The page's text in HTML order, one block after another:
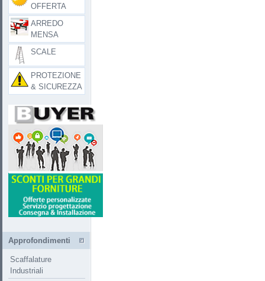
OFFERTA
ARREDO
MENSA
SCALE
PROTEZIONE
& SICUREZZA
Approfondimenti
Scaffalature
Industriali